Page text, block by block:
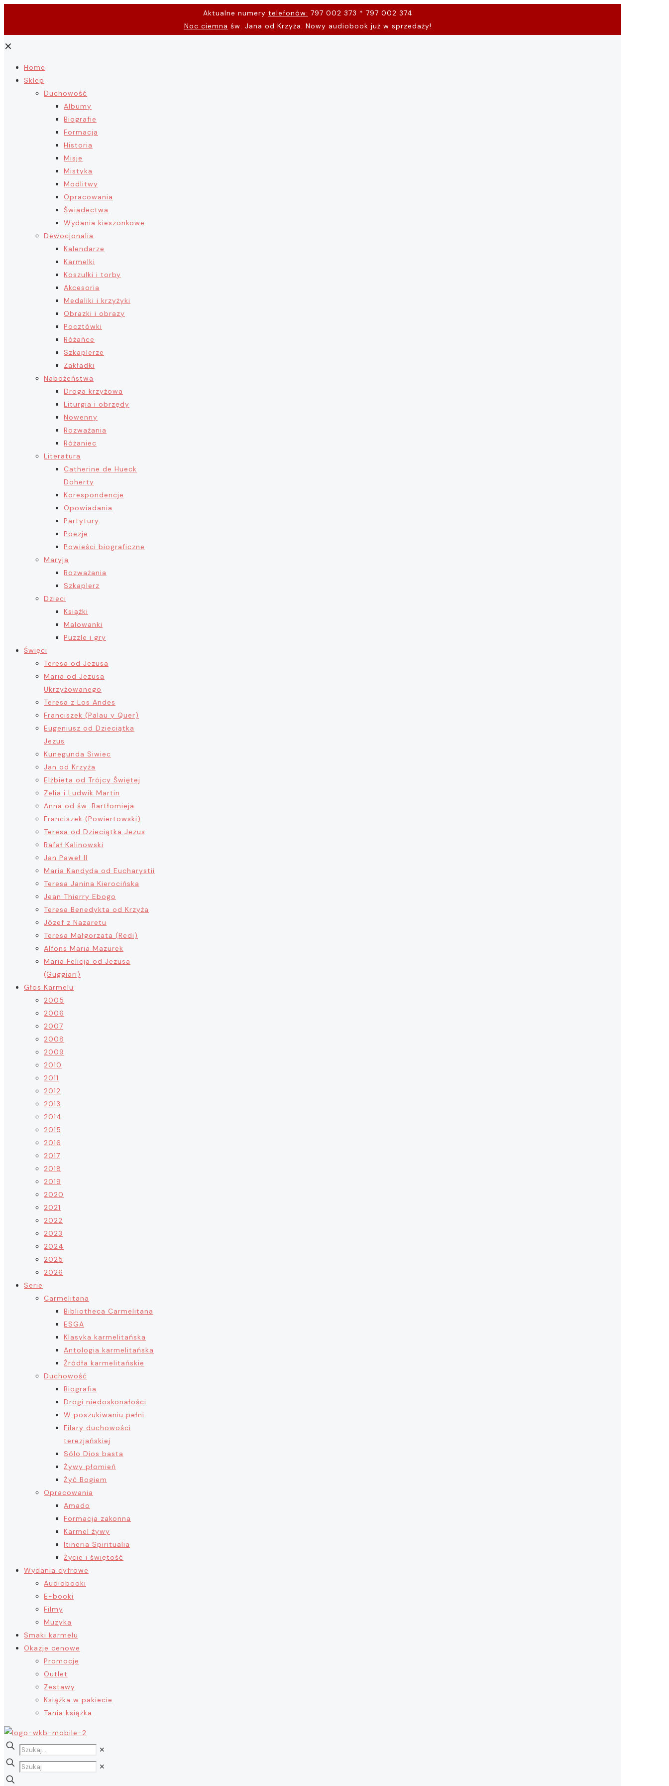
Aktualne numery telefonów: 797 002 373 * 797 002 374
Noc ciemna św. Jana od Krzyża. Nowy audiobook już w sprzedaży!
✕
Home
Sklep
Duchowość
Albumy
Biografie
Formacja
Historia
Misje
Mistyka
Modlitwy
Opracowania
Świadectwa
Wydania kieszonkowe
Dewocjonalia
Kalendarze
Karmelki
Koszulki i torby
Akcesoria
Medaliki i krzyżyki
Obrazki i obrazy
Pocztówki
Różańce
Szkaplerze
Zakładki
Nabożeństwa
Droga krzyżowa
Liturgia i obrzędy
Nowenny
Rozważania
Różaniec
Literatura
Catherine de Hueck
Doherty
Korespondencje
Opowiadania
Partytury
Poezje
Powieści biograficzne
Maryja
Rozważania
Szkaplerz
Dzieci
Książki
Malowanki
Puzzle i gry
Święci
Teresa od Jezusa
Maria od Jezusa
Ukrzyżowanego
Teresa z Los Andes
Franciszek (Palau y Quer)
Eugeniusz od Dzieciątka
Jezus
Kunegunda Siwiec
Jan od Krzyża
Elżbieta od Trójcy Świętej
Zelia i Ludwik Martin
Anna od św. Bartłomieja
Franciszek (Powiertowski)
Teresa od Dzieciątka Jezus
Rafał Kalinowski
Jan Paweł II
Maria Kandyda od Eucharystii
Teresa Janina Kierocińska
Jean Thierry Ebogo
Teresa Benedykta od Krzyża
Józef z Nazaretu
Teresa Małgorzata (Redi)
Alfons Maria Mazurek
Maria Felicja od Jezusa
(Guggiari)
Głos Karmelu
2005
2006
2007
2008
2009
2010
2011
2012
2013
2014
2015
2016
2017
2018
2019
2020
2021
2022
2023
2024
2025
2026
Serie
Carmelitana
Bibliotheca Carmelitana
ESGA
Klasyka karmelitańska
Antologia karmelitańska
Źródła karmelitańskie
Duchowość
Biografia
Drogi niedoskonałości
W poszukiwaniu pełni
Filary duchowości
terezjańskiej
Sólo Dios basta
Żywy płomień
Żyć Bogiem
Opracowania
Amado
Formacja zakonna
Karmel żywy
Itineria Spiritualia
Życie i świętość
Wydania cyfrowe
Audiobooki
E-booki
Filmy
Muzyka
Smaki karmelu
Okazje cenowe
Promocje
Outlet
Zestawy
Książka w pakiecie
Tania książka
✕
✕